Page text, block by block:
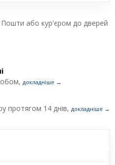
Пошти або кур'єром до дверей
докладніше →
протягом 14 днів, докладніше →